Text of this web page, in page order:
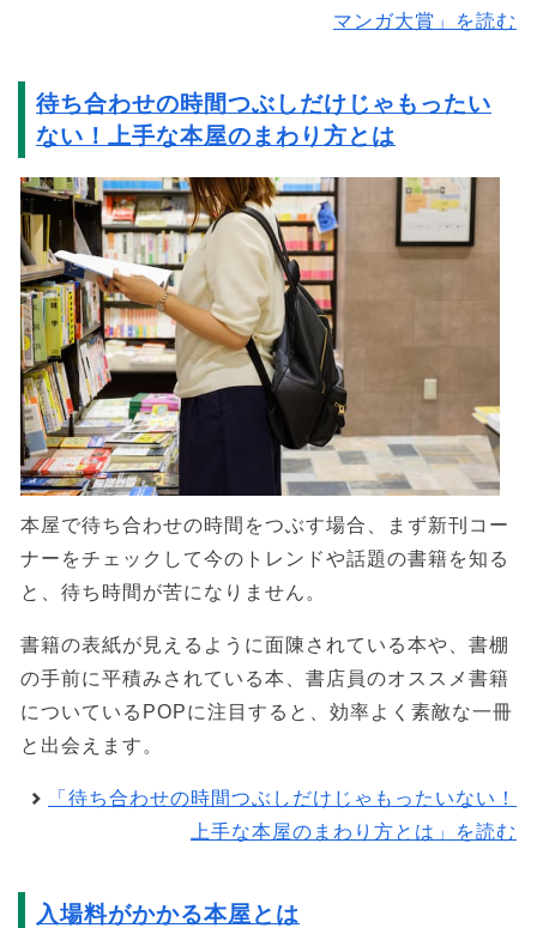
マンガ大賞」を読む
待ち合わせの時間つぶしだけじゃもったい
ない！上手な本屋のまわり方とは
本屋で待ち合わせの時間をつぶす場合、まず新刊コー
ナーをチェックして今のトレンドや話題の書籍を知る
と、待ち時間が苦になりません。
書籍の表紙が見えるように面陳されている本や、書棚
の手前に平積みされている本、書店員のオススメ書籍
についているPOPに注目すると、効率よく素敵な一冊
と出会えます。
「待ち合わせの時間つぶしだけじゃもったいない！
上手な本屋のまわり方とは」を読む
入場料がかかる本屋とは